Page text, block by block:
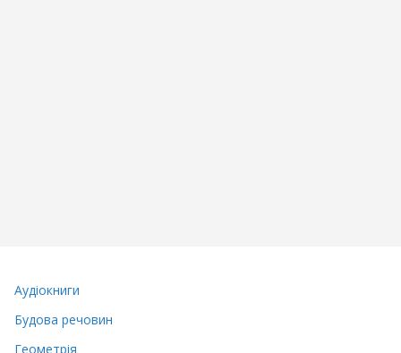
Аудіокниги
Будова речовин
Геометрія